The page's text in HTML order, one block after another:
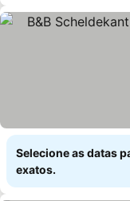
Selecione as datas
exatos.